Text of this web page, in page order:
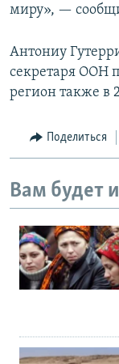
миру», —
Антониу
секретаря ООН
регион также в
Поделиться
Вам будет